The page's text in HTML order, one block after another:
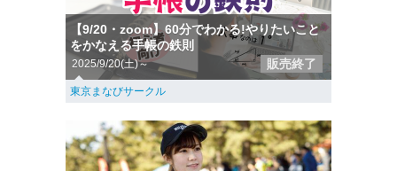
【9/20・zoom】60分でわかる!やりたいこと
をかなえる手帳の鉄則
2025/9/20(土)～ 販売終了
東京まなびサークル